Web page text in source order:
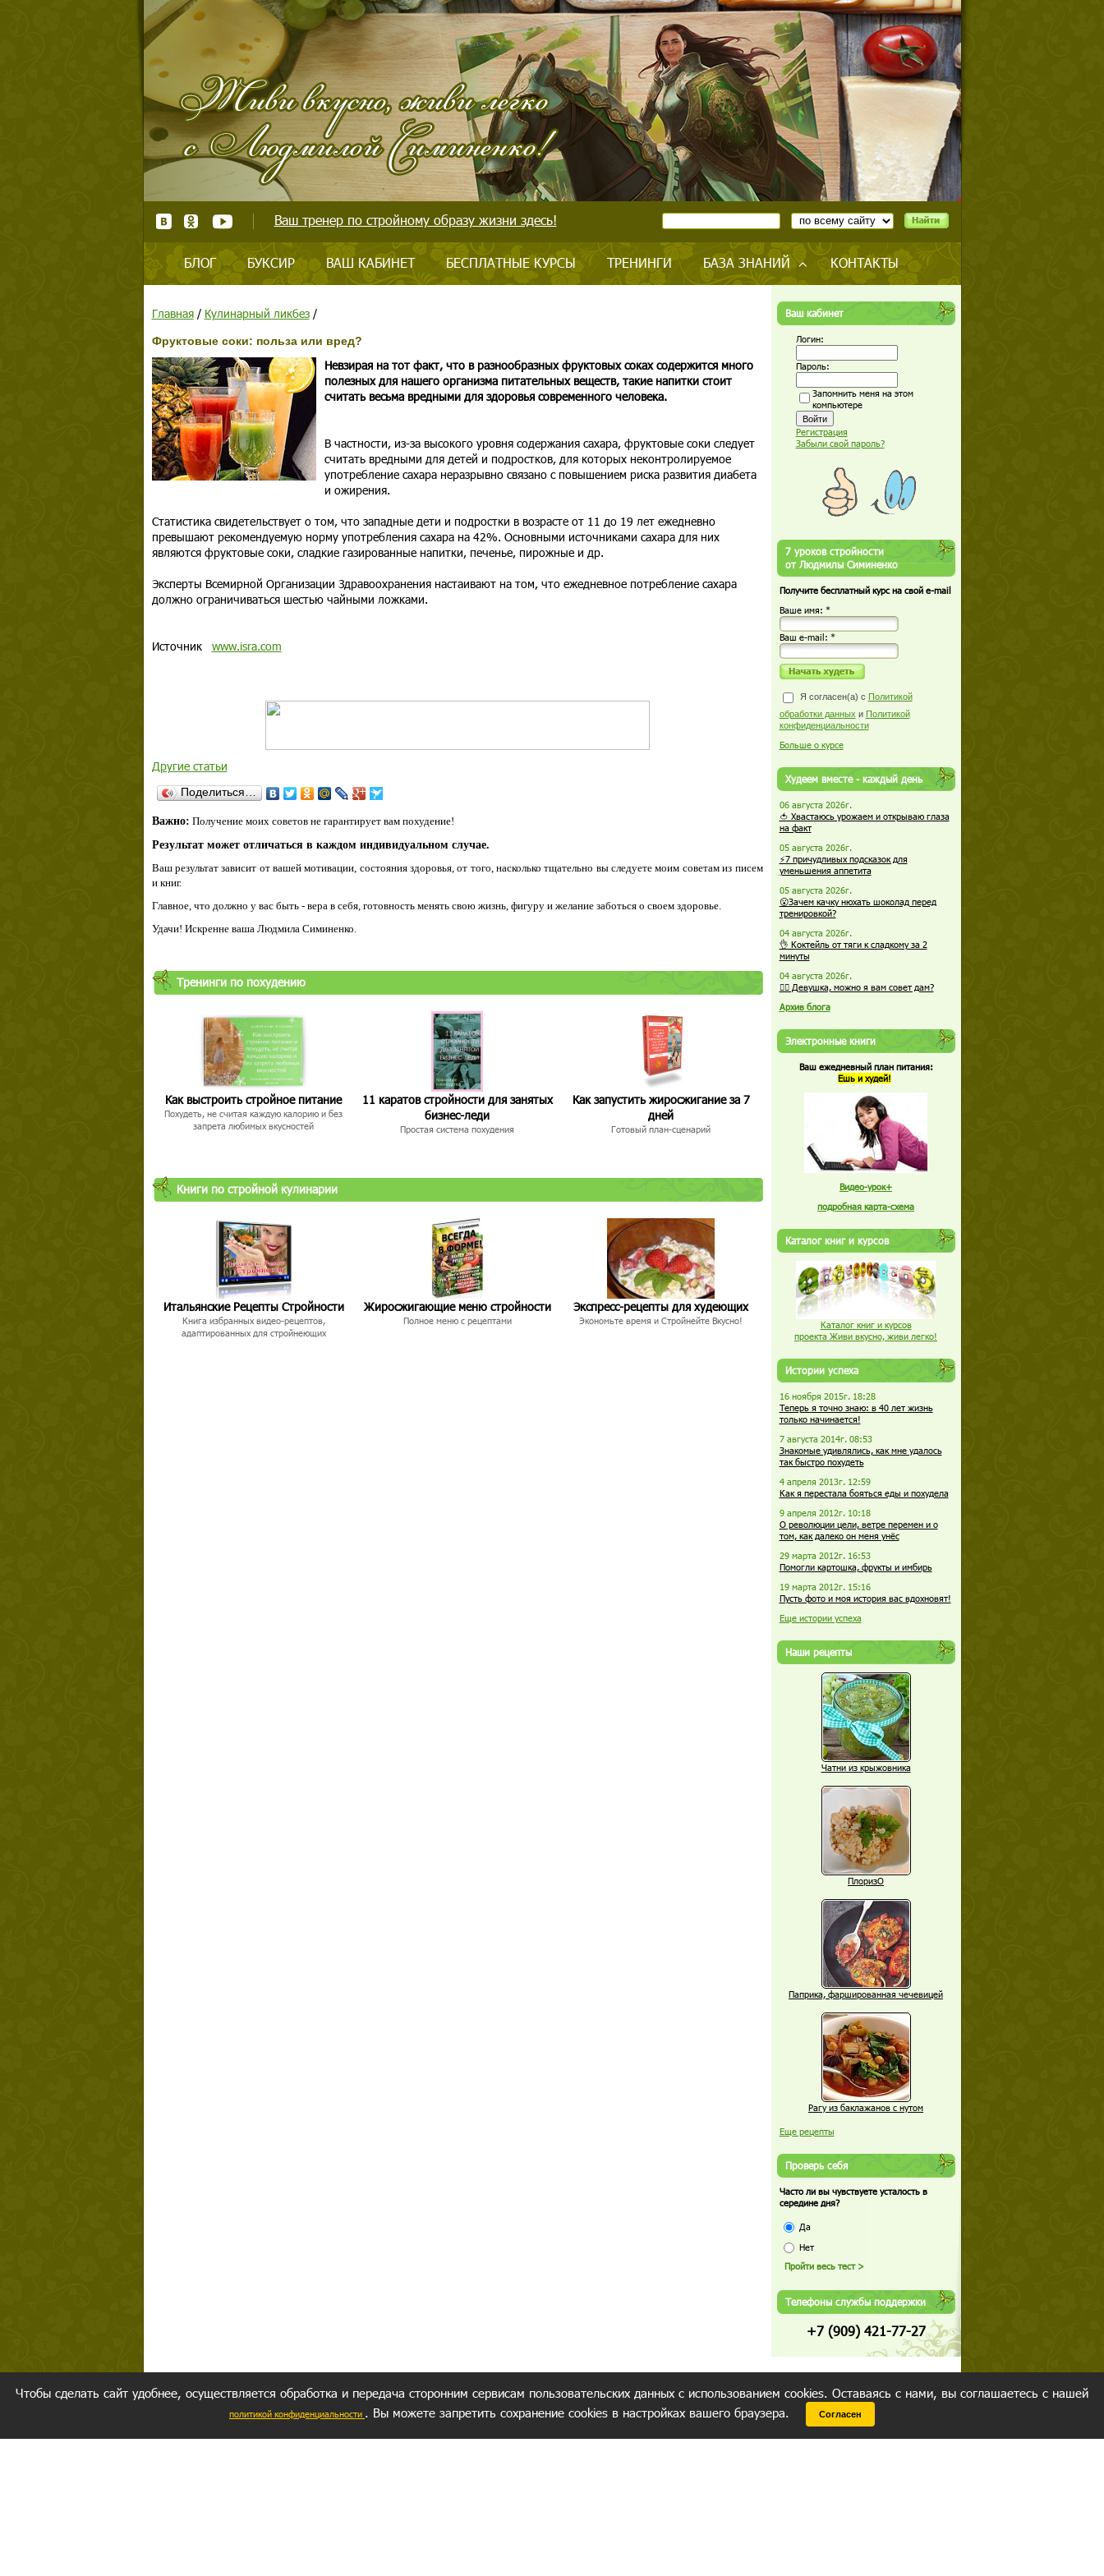
Ваш тренер по стройному образу жизни здесь!
БЛОГ БУКСИР ВАШ КАБИНЕТ БЕСПЛАТНЫЕ КУРСЫ ТРЕНИНГИ БАЗА ЗНАНИЙ КОНТАКТЫ
Главная/ Кулинарный ликбез/
Фруктовые соки: польза или вред?
Невзирая на тот факт, что в разнообразных фруктовых соках содержится много
полезных для нашего организма питательных веществ, такие напитки стоит
считать весьма вредными для здоровья современного человека.
В частности, из-за высокого уровня содержания сахара, фруктовые соки следует
считать вредными для детей и подростков, для которых неконтролируемое
употребление сахара неразрывно связано с повышением риска развития диабета
и ожирения.
Статистика свидетельствует о том, что западные дети и подростки в возрасте от 11 до 19 лет ежедневно
превышают рекомендуемую норму употребления сахара на 42%. Основными источниками сахара для них
являются фруктовые соки, сладкие газированные напитки, печенье, пирожные и др.
Эксперты Всемирной Организации Здравоохранения настаивают на том, что ежедневное потребление сахара
должно ограничиваться шестью чайными ложками.
Источник www.isra.com
Другие статьи
Поделиться…
Важно: Получение моих советов не гарантирует вам похудение!
Результат может отличаться в каждом индивидуальном случае.
Ваш результат зависит от вашей мотивации, состояния здоровья, от того, насколько тщательно вы следуете моим советам из писем
и книг.
Главное, что должно у вас быть - вера в себя, готовность менять свою жизнь, фигуру и желание заботься о своем здоровье.
Удачи! Искренне ваша Людмила Симиненко.
Тренинги по похудению
Как выстроить стройное питание
Похудеть, не считая каждую калорию и без
запрета любимых вкусностей
11 каратов стройности для занятых
бизнес-леди
Простая система похудения
Как запустить жиросжигание за 7
дней
Готовый план-сценарий
Книги по стройной кулинарии
Итальянские Рецепты Стройности
Книга избранных видео-рецептов,
адаптированных для стройнеющих
Жиросжигающие меню стройности
Полное меню с рецептами
Экспресс-рецепты для худеющих
Экономьте время и Стройнейте Вкусно!
Ваш кабинет
Логин:
Пароль:
Запомнить меня на этом
компьютере
Регистрация
Забыли свой пароль?
7 уроков стройности
от Людмилы Симиненко
Получите бесплатный курс на свой e-mail
Ваше имя: *
Ваш е-mail: *
Я согласен(а) с Политикой
обработки данных и Политикой
конфиденциальности
Больше о курсе
Худеем вместе - каждый день
06 августа 2026г.
🍅 Хвастаюсь урожаем и открываю глаза
на факт
05 августа 2026г.
⚡7 причудливых подсказок для
уменьшения аппетита
05 августа 2026г.
😮Зачем качку нюхать шоколад перед
тренировкой?
04 августа 2026г.
👌 Коктейль от тяги к сладкому за 2
минуты
04 августа 2026г.
🏋️‍♀️ Девушка, можно я вам совет дам?
Архив блога
Электронные книги
Ваш ежедневный план питания:
Ешь и худей!
Видео-урок+
подробная карта-схема
Каталог книг и курсов
Каталог книг и курсов
проекта Живи вкусно, живи легко!
Истории успеха
16 ноября 2015г. 18:28
Теперь я точно знаю: в 40 лет жизнь
только начинается!
7 августа 2014г. 08:53
Знакомые удивлялись, как мне удалось
так быстро похудеть
4 апреля 2013г. 12:59
Как я перестала бояться еды и похудела
9 апреля 2012г. 10:18
О революции цели, ветре перемен и о
том, как далеко он меня унёс
29 марта 2012г. 16:53
Помогли картошка, фрукты и имбирь
19 марта 2012г. 15:16
Пусть фото и моя история вас вдохновят!
Еще истории успеха
Наши рецепты
Чатни из крыжовника
ПлоризО
Паприка, фаршированная чечевицей
Рагу из баклажанов с нутом
Еще рецепты
Проверь себя
Часто ли вы чувствуете усталость в
середине дня?
Да
Нет
Телефоны службы поддержки
+7 (909) 421-77-27
Чтобы сделать сайт удобнее, осуществляется обработка и передача сторонним сервисам пользовательских данных с использованием cookies. Оставаясь с нами, вы соглашаетесь с нашей
политикой конфиденциальности . Вы можете запретить сохранение cookies в настройках вашего браузера. Согласен